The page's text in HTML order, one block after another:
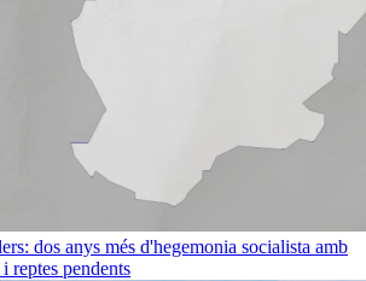
dos anys més d'hegemonia socialista amb
reptes pendents